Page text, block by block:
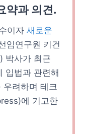
약과 의견.
이자 새로운
임연구원 키건
박사가 최근
입법과 관련해
우려하며 테크
에 기고한